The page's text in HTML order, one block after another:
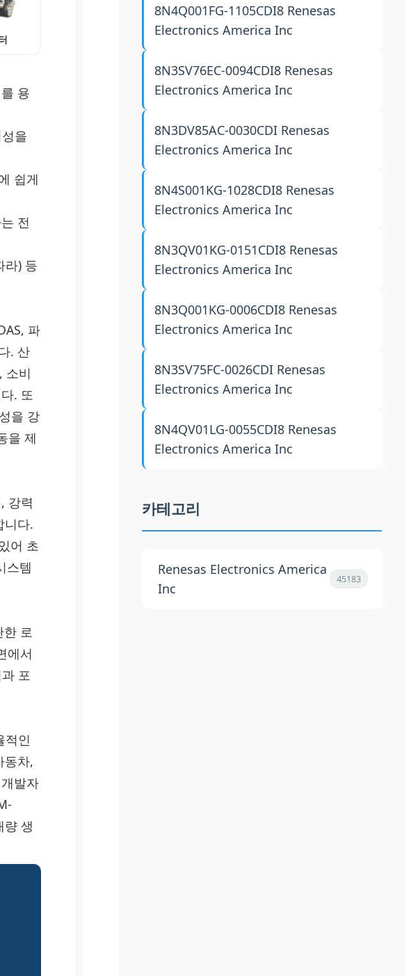
용
을
쉽게
전
라) 등
파
. 산
소비
. 또
을 강
을 제
강력
니다.
어 초
스템
한 로
에서
포
적인
동차,
발자
량 생
8N4Q001FG-1105CDI8 Renesas
Electronics America Inc
8N3SV76EC-0094CDI8 Renesas
Electronics America Inc
8N3DV85AC-0030CDI Renesas
Electronics America Inc
8N4S001KG-1028CDI8 Renesas
Electronics America Inc
8N3QV01KG-0151CDI8 Renesas
Electronics America Inc
8N3Q001KG-0006CDI8 Renesas
Electronics America Inc
8N3SV75FC-0026CDI Renesas
Electronics America Inc
8N4QV01LG-0055CDI8 Renesas
Electronics America Inc
카테고리
Renesas Electronics America
Inc
45183